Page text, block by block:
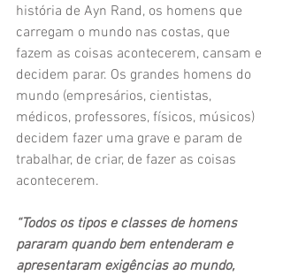
história de Ayn Rand, os homens que
carregam o mundo nas costas, que
fazem as coisas acontecerem, cansam e
decidem parar. Os grandes homens do
mundo (empresários, cientistas,
médicos, professores, físicos, músicos)
decidem fazer uma grave e param de
trabalhar, de criar, de fazer as coisas
acontecerem.
“Todos os tipos e classes de homens
pararam quando bem entenderam e
apresentaram exigências ao mundo,